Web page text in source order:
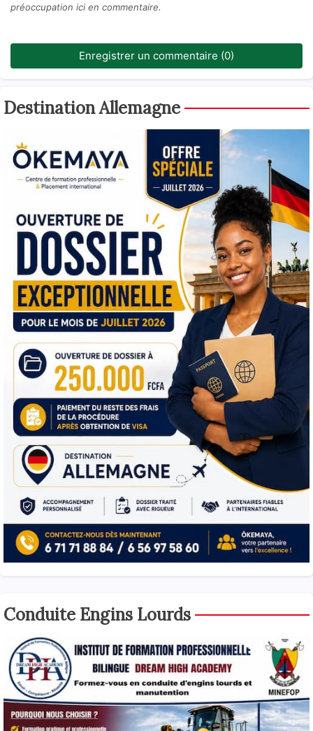
préoccupation ici en commentaire.
Enregistrer un commentaire (0)
Destination Allemagne
Conduite Engins Lourds